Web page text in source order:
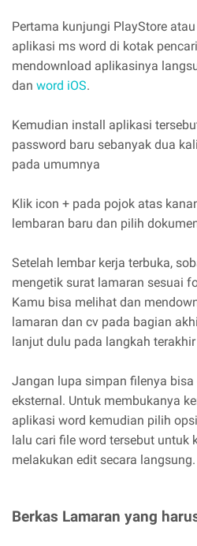
Pertama kunjungi PlayStore
aplikasi ms word di kotak
mendownload aplikasinya
dan word iOS.
Kemudian install aplikasi
password baru sebanyak dua
pada umumnya
Klik icon + pada pojok atas
lembaran baru dan pilih
Setelah lembar kerja terbuka,
mengetik surat lamaran sesuai
Kamu bisa melihat dan
lamaran dan cv pada bagian
lanjut dulu pada langkah terakhir
Jangan lupa simpan filenya
eksternal. Untuk membukanya
aplikasi word kemudian pilih
lalu cari file word tersebut untuk
melakukan edit secara langsung.
Berkas Lamaran yang